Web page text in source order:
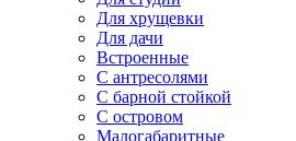
Для хрущевки
Для дачи
Встроенные
С антресолями
С барной стойкой
С островом
Малогабаритные